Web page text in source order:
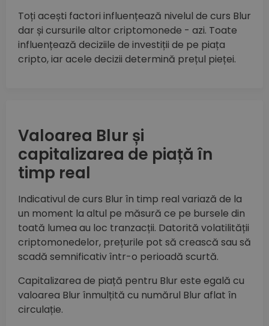
Toți acești factori influențează nivelul de curs Blur
dar și cursurile altor criptomonede - azi. Toate
influențează deciziile de investiții de pe piața
cripto, iar acele decizii determină prețul pieței.
Valoarea Blur și
capitalizarea de piață în
timp real
Indicativul de curs Blur în timp real variază de la
un moment la altul pe măsură ce pe bursele din
toată lumea au loc tranzacții. Datorită volatilității
criptomonedelor, prețurile pot să crească sau să
scadă semnificativ într-o perioadă scurtă.
Capitalizarea de piață pentru Blur este egală cu
valoarea Blur înmulțită cu numărul Blur aflat în
circulație.